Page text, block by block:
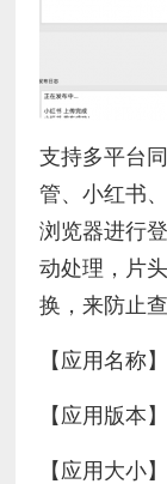
支持多平台
管、小红书
浏览器进行
动处理，片
换，来防止
【应用名称
【应用版本
【应用大小